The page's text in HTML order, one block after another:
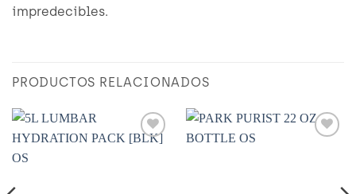
impredecibles.
PRODUCTOS RELACIONADOS